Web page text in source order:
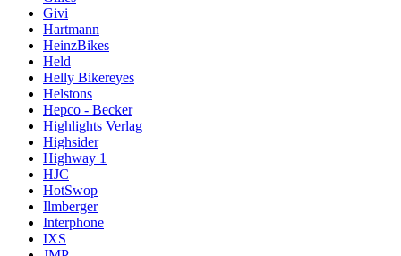
Givi
Hartmann
HeinzBikes
Held
Helly Bikereyes
Helstons
Hepco - Becker
Highlights Verlag
Highsider
Highway 1
HJC
HotSwop
Ilmberger
Interphone
IXS